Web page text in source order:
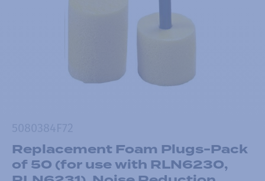
Replacement Foam Plugs-Pack
of 50 (for use with RLN6230,